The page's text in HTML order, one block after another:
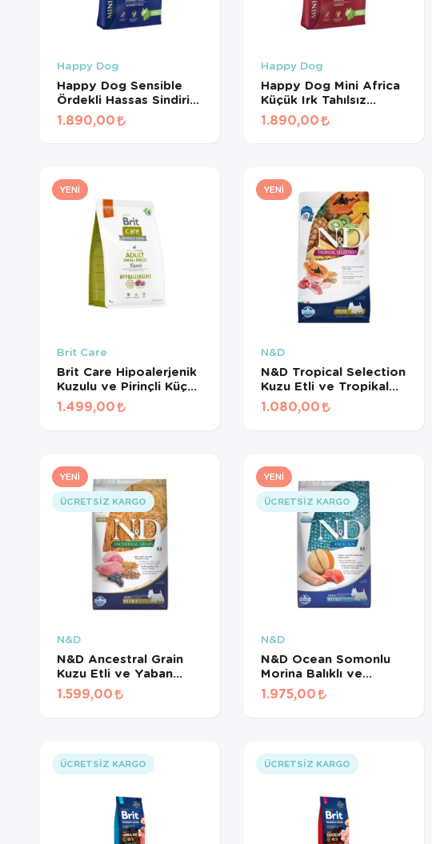
Happy Dog
Happy Dog Sensible
Ördekli Hassas Sindirim
Sistemi Destekleyici
Yetişkin Köpek Maması
1.890,00
Happy Dog
Happy Dog Mini Africa
Küçük Irk Tahılsız
Köpek Maması 4 Kg
1.890,00
YENI
Brit Care
Brit Care Hipoalerjenik
Kuzulu ve Pirinçli Küçük
Irk Yetişkin Köpek
Maması 3 Kg
1.499,00
YENI
N&D
N&D Tropical Selection
Kuzu Etli ve Tropikal
Meyveli Mini Irk
Yetişkin Köpek Maması
1.080,00
YENI
ÜCRETSIZ KARGO
N&D
N&D Ancestral Grain
Kuzu Etli ve Yaban
Mersinli Küçük Irk Ata
Tahıllı Yetişkin Köpek
1.599,00
YENI
ÜCRETSIZ KARGO
N&D
N&D Ocean Somonlu
Morina Balıklı ve
Kavunlu Tahılsız Mini Irk
Yetişkin Köpek Maması
1.975,00
ÜCRETSIZ KARGO ÜCRETSIZ KARGO